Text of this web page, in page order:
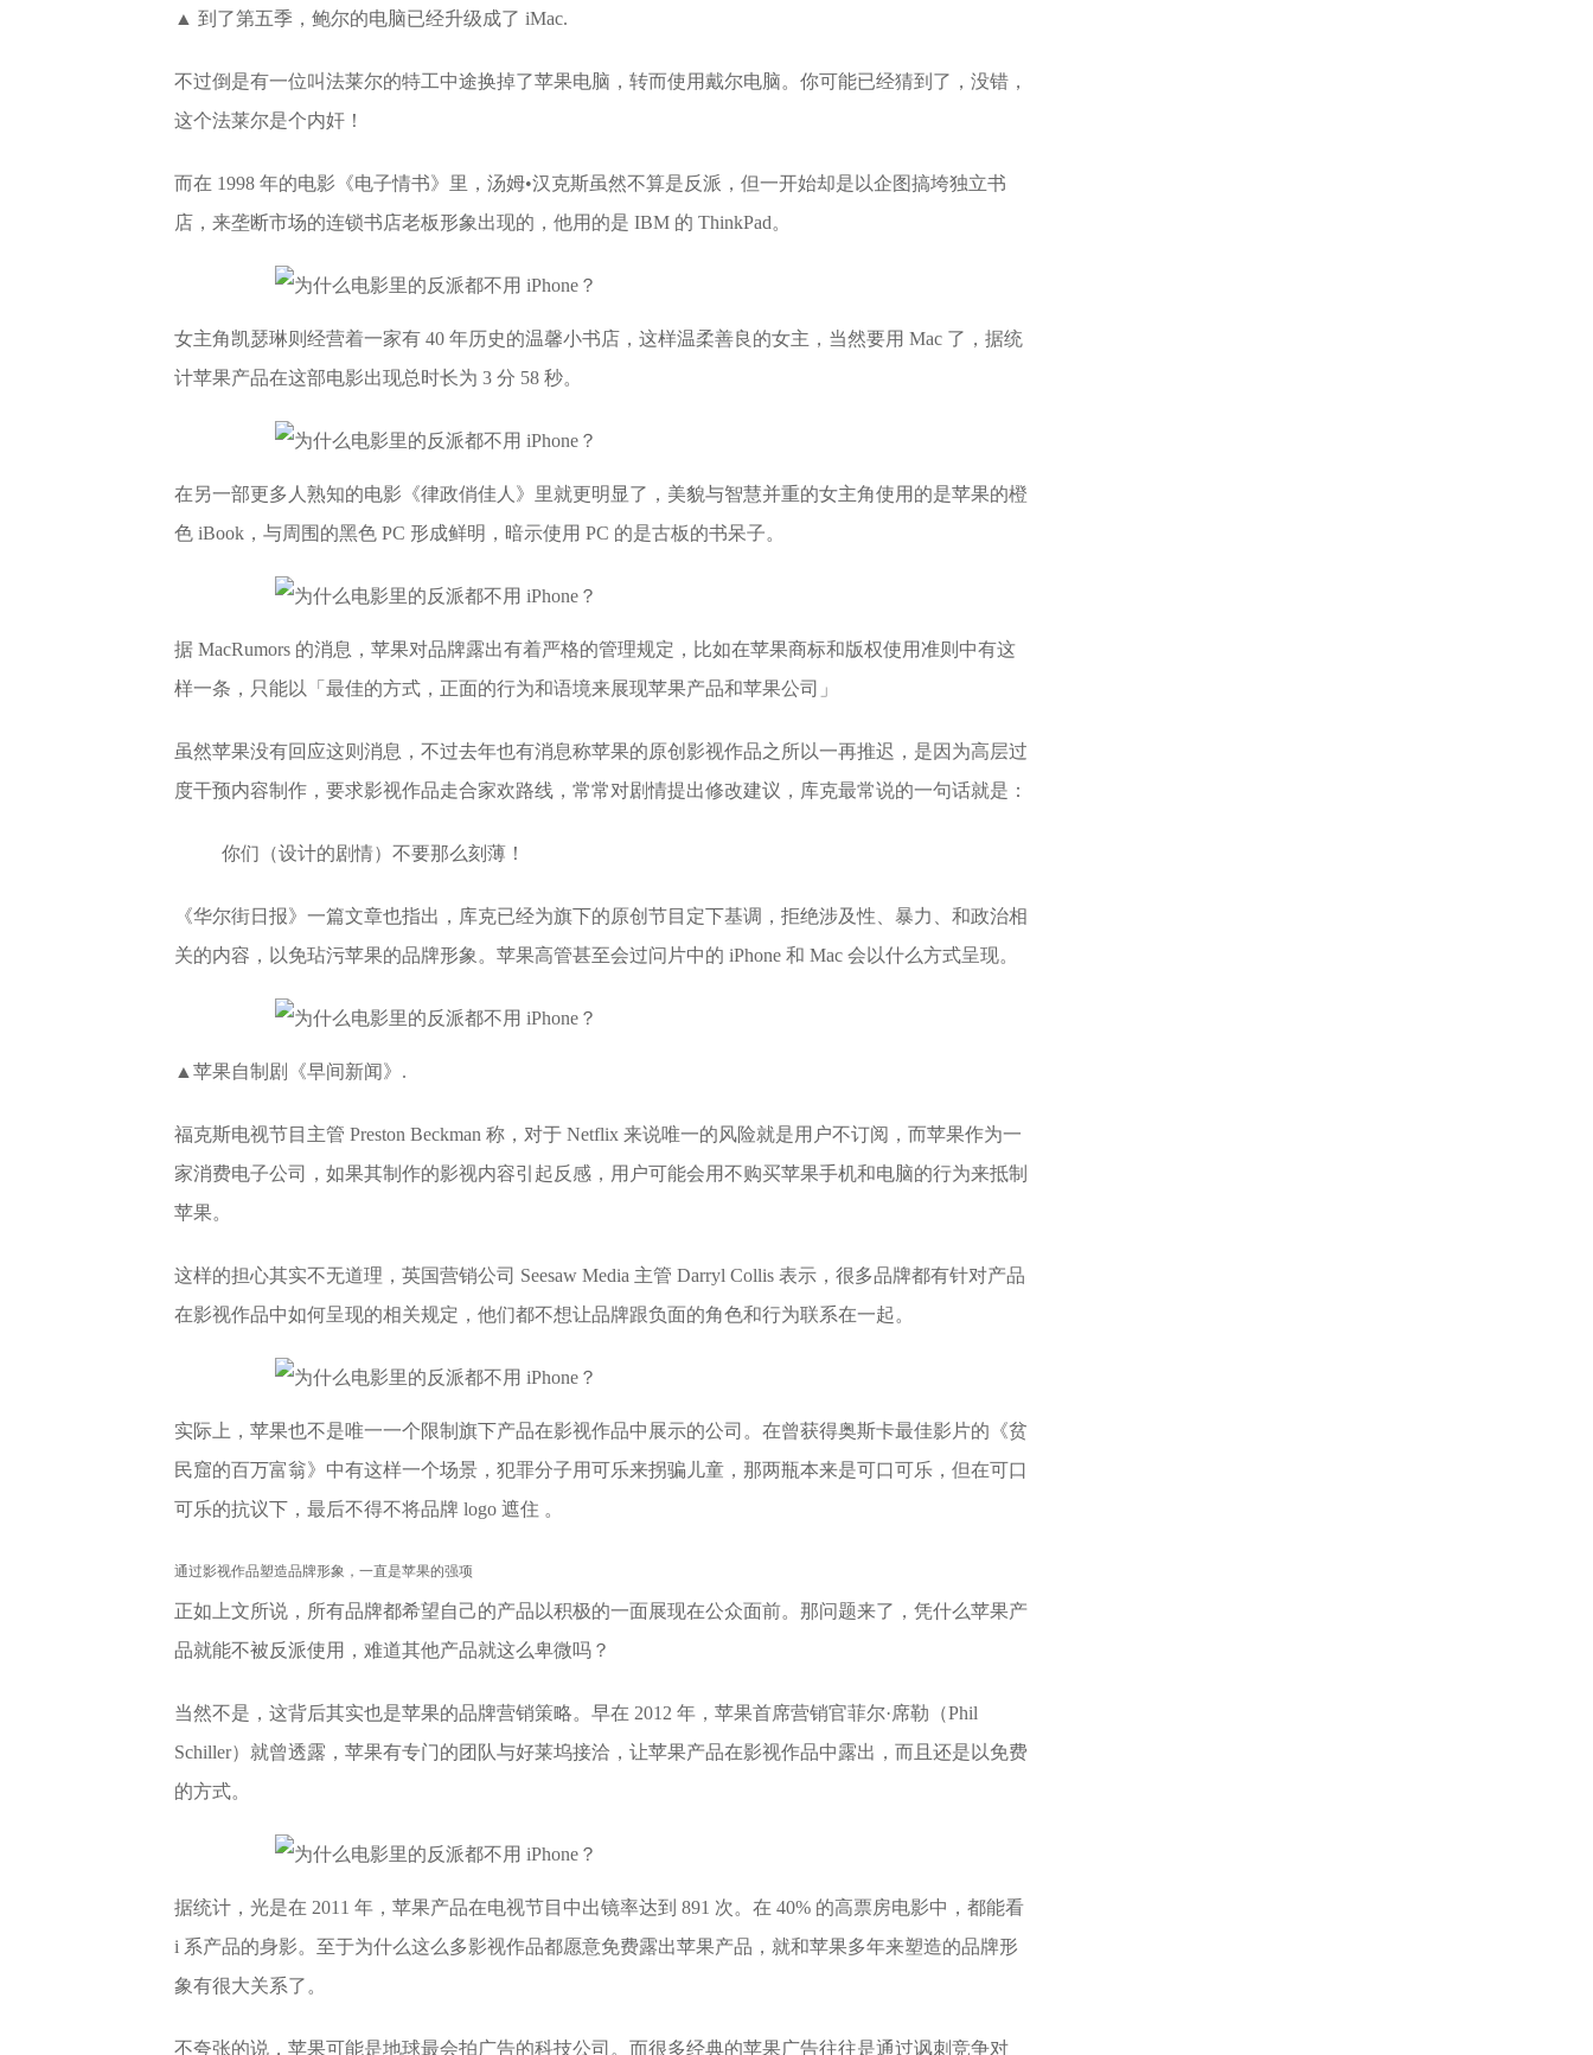
▲ 到了第五季，鲍尔的电脑已经升级成了 iMac.
不过倒是有一位叫法莱尔的特工中途换掉了苹果电脑，转而使用戴尔电脑。你可能已经猜到了，没错，
这个法莱尔是个内奸！
而在 1998 年的电影《电子情书》里，汤姆•汉克斯虽然不算是反派，但一开始却是以企图搞垮独立书
店，来垄断市场的连锁书店老板形象出现的，他用的是 IBM 的 ThinkPad。
女主角凯瑟琳则经营着一家有 40 年历史的温馨小书店，这样温柔善良的女主，当然要用 Mac 了，据统
计苹果产品在这部电影出现总时长为 3 分 58 秒。
在另一部更多人熟知的电影《律政俏佳人》里就更明显了，美貌与智慧并重的女主角使用的是苹果的橙
色 iBook，与周围的黑色 PC 形成鲜明，暗示使用 PC 的是古板的书呆子。
据 MacRumors 的消息，苹果对品牌露出有着严格的管理规定，比如在苹果商标和版权使用准则中有这
样一条，只能以「最佳的方式，正面的行为和语境来展现苹果产品和苹果公司」
虽然苹果没有回应这则消息，不过去年也有消息称苹果的原创影视作品之所以一再推迟，是因为高层过
度干预内容制作，要求影视作品走合家欢路线，常常对剧情提出修改建议，库克最常说的一句话就是：
你们（设计的剧情）不要那么刻薄！
《华尔街日报》一篇文章也指出，库克已经为旗下的原创节目定下基调，拒绝涉及性、暴力、和政治相
关的内容，以免玷污苹果的品牌形象。苹果高管甚至会过问片中的 iPhone 和 Mac 会以什么方式呈现。
▲苹果自制剧《早间新闻》.
福克斯电视节目主管 Preston Beckman 称，对于 Netflix 来说唯一的风险就是用户不订阅，而苹果作为一
家消费电子公司，如果其制作的影视内容引起反感，用户可能会用不购买苹果手机和电脑的行为来抵制
苹果。
这样的担心其实不无道理，英国营销公司 Seesaw Media 主管 Darryl Collis 表示，很多品牌都有针对产品
在影视作品中如何呈现的相关规定，他们都不想让品牌跟负面的角色和行为联系在一起。
实际上，苹果也不是唯一一个限制旗下产品在影视作品中展示的公司。在曾获得奥斯卡最佳影片的《贫
民窟的百万富翁》中有这样一个场景，犯罪分子用可乐来拐骗儿童，那两瓶本来是可口可乐，但在可口
可乐的抗议下，最后不得不将品牌 logo 遮住 。
通过影视作品塑造品牌形象，一直是苹果的强项
正如上文所说，所有品牌都希望自己的产品以积极的一面展现在公众面前。那问题来了，凭什么苹果产
品就能不被反派使用，难道其他产品就这么卑微吗？
当然不是，这背后其实也是苹果的品牌营销策略。早在 2012 年，苹果首席营销官菲尔·席勒（Phil
Schiller）就曾透露，苹果有专门的团队与好莱坞接洽，让苹果产品在影视作品中露出，而且还是以免费
的方式。
据统计，光是在 2011 年，苹果产品在电视节目中出镜率达到 891 次。在 40% 的高票房电影中，都能看
i 系产品的身影。至于为什么这么多影视作品都愿意免费露出苹果产品，就和苹果多年来塑造的品牌形
象有很大关系了。
不夸张的说，苹果可能是地球最会拍广告的科技公司。而很多经典的苹果广告往往是通过讽刺竞争对